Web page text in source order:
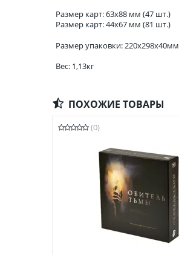
Размер карт: 63х88 мм (47 шт.)
Размер карт: 44х67 мм (81 шт.)
Размер упаковки: 220x298x40мм
Вес: 1,13кг
ПОХОЖИЕ ТОВАРЫ
(0)